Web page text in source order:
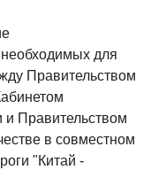
необходимых для
Правительством
и Правительством
в совместном
"Китай -